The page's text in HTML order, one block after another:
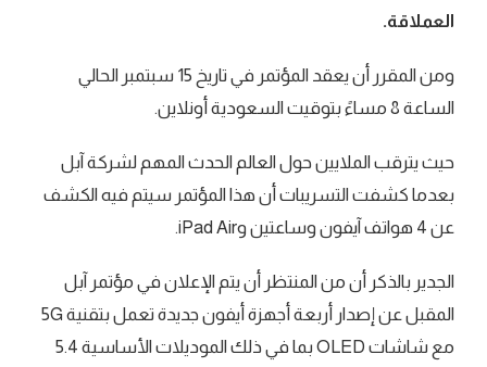
العملاقة.
ومن المقرر أن يعقد المؤتمر في تاريخ 15 سبتمبر الحالي
الساعة 8 مساءً بتوقيت السعودية أونلاين.
حيث يترقب الملايين حول العالم الحدث المهم لشركة آبل
بعدما كشفت التسريبات أن هذا المؤتمر سيتم فيه الكشف
عن 4 هواتف آيفون وساعتين وiPad Air.
الجدير بالذكر أن من المنتظر أن يتم الإعلان في مؤتمر آبل
المقبل عن إصدار أربعة أجهزة أيفون جديدة تعمل بتقنية 5G
مع شاشات OLED بما في ذلك الموديلات الأساسية 5.4